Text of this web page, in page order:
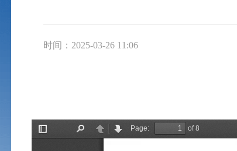
时间：2025-03-26 11:06